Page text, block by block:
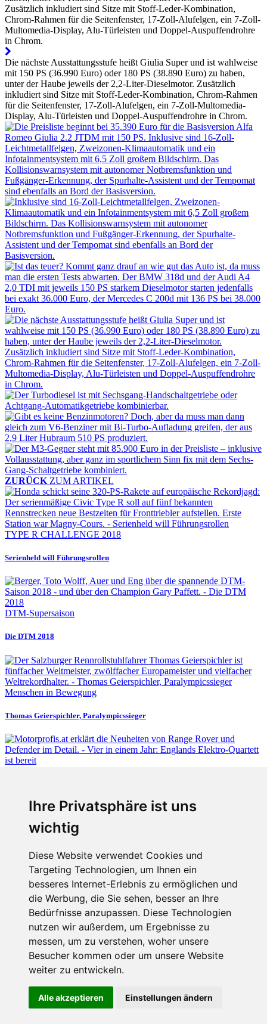
Ihre Privatsphäre ist uns
wichtig
Diese Website verwendet Cookies und
Targeting Technologien, um Ihnen ein
besseres Internet-Erlebnis zu ermöglichen und
die Werbung, die Sie sehen, besser an Ihre
Bedürfnisse anzupassen. Diese Technologien
nutzen wir außerdem, um Ergebnisse zu
messen, um zu verstehen, woher unsere
Besucher kommen oder um unsere Website
weiter zu entwickeln.
Alle akzeptieren Einstellungen ändern
Die nächste Ausstattungsstufe heißt Giulia Super und ist wahlweise
mit 150 PS (36.990 Euro) oder 180 PS (38.890 Euro) zu haben,
unter der Haube jeweils der 2,2-Liter-Dieselmotor. Zusätzlich
inkludiert sind Sitze mit Stoff-Leder-Kombination, Chrom-Rahmen
für die Seitenfenster, 17-Zoll-Alufelgen, ein 7-Zoll-Multomedia-
Display, Alu-Türleisten und Doppel-Auspuffendrohre in Chrom.
ZURÜCK ZUM ARTIKEL
TYPE R CHALLENGE 2018
Serienheld will Führungsrollen
DTM-Supersaison
Die DTM 2018
Menschen in Bewegung
Thomas Geierspichler, Paralympicssieger
Vier in einem Jahr: Englands Elektro-Quartett ist bereit
Fabian Steiner
Auto heißt Auto: Wie man die Klimaanlage bedient (und wie nicht)
Menschen in Bewegung
Sophia Flörsch, Rennfahrerin
ÜBER UNS KONTAKT IMPRESSUM
RECHTLICHE